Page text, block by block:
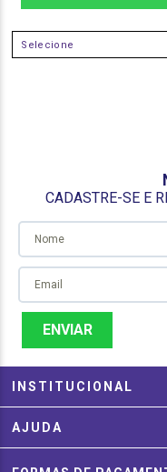
SELECIONE
CADASTRE-SE E
ENVIAR
INSTITUCIONAL
AJUDA